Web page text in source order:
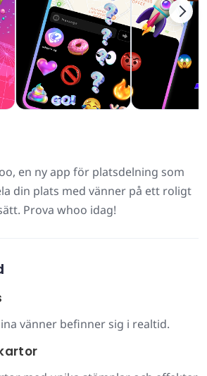
en ny app för platsdelning som
din plats med vänner på ett roligt
Prova whoo idag!
vänner befinner sig i realtid.